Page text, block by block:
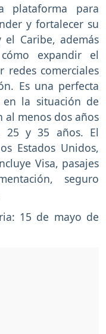
plataforma para
y fortalecer su
Caribe, además
expandir el
redes comerciales
Es una perfecta
la situación de
al menos dos años
25 y 35 años. El
Estados Unidos,
Visa, pasajes
seguro
15 de mayo de